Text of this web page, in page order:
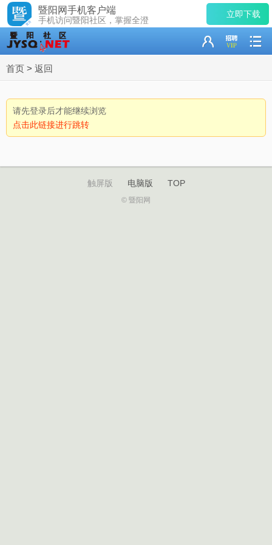
暨阳网手机客户端
手机访问暨阳社区，掌握全澄
立即下载
首页 > 返回
请先登录后才能继续浏览
点击此链接进行跳转
触屏版 电脑版 TOP
© 暨阳网